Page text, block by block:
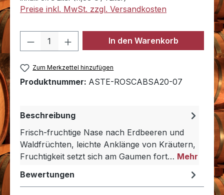
Preise inkl. MwSt. zzgl. Versandkosten
Produkt Anzahl: Gib den
In den Warenkorb
Zum Merkzettel hinzufügen
Produktnummer: ASTE-ROSCABSA20-07
Beschreibung
Frisch-fruchtige Nase nach Erdbeeren und
Waldfrüchten, leichte Anklänge von Kräutern,
Fruchtigkeit setzt sich am Gaumen fort… Mehr
Bewertungen